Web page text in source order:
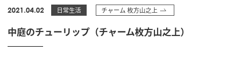
2021.04.02 日常生活 チャーム 枚方山之上
中庭のチューリップ（チャーム枚方山之上）